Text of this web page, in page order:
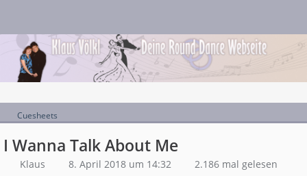
Cuesheets
I Wanna Talk About Me
Klaus 8. April 2018 um 14:32 2.186 mal gelesen